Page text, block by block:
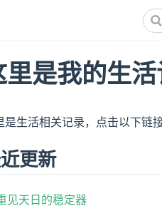
里是我的生
是生活相关记录，点击以下
更新
见天日的稳定器